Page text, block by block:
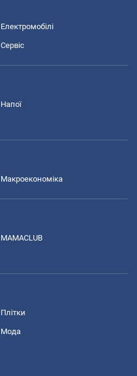
Електромобілі
Сервіс
Напої
Макроекономіка
MAMACLUB
Плітки
Мода